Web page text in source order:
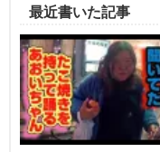
最近書いた記事